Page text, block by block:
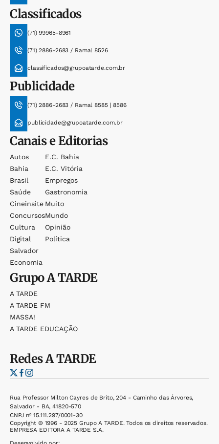
Classificados
(71) 99965-8961
(71) 2886-2683 / Ramal 8526
classificados@grupoatarde.com.br
Publicidade
(71) 2886-2683 / Ramal 8585 | 8586
publicidade@grupoatarde.com.br
Canais e Editorias
Autos
Bahia
Brasil
Saúde
Cineinsite
Concursos
Cultura
Digital
Salvador
Economia
E.c. Bahia
E.c. Vitória
Empregos
Gastronomia
Muito
Mundo
Opinião
Política
GrupoA TARDE
A TARDE
A TARDE FM
MASSA!
A TARDE EDUCAÇÃO
RedesA TARDE
Rua Professor Milton Cayres de Brito, 204 - Caminho das Árvores,
Salvador - BA, 41820-570
CNPJ nº 15.111.297/0001-30
Copyright © 1996 - 2025 Grupo A TARDE. Todos os direitos reservados.
EMPRESA EDITORA A TARDE S.A.